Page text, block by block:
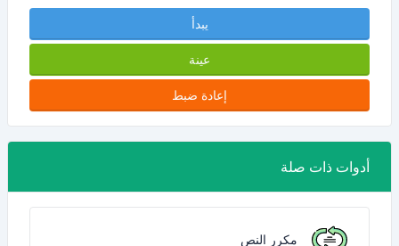
يبدأ
عينة
إعادة ضبط
أدوات ذات صلة
مكرر النص